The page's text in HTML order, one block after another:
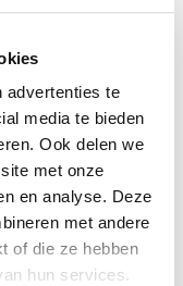
advertenties te
media te bieden
Ook delen we
met onze
en analyse. Deze
met andere
of die ze hebben
hun services.